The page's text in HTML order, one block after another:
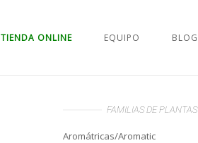
TIENDA ONLINE EQUIPO BLOG
FAMILIAS DE PLANTAS
Aromátricas/Aromatic